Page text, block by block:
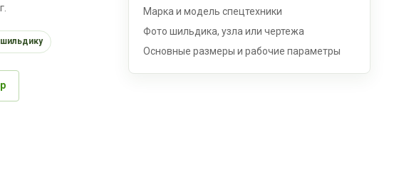
Марка и модель спецтехники
Фото шильдика, узла или чертежа
Основные размеры и рабочие параметры